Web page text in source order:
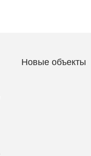
Новые объекты